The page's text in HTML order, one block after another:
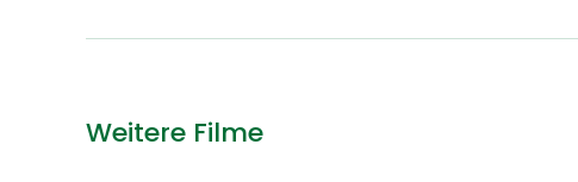
Weitere Filme